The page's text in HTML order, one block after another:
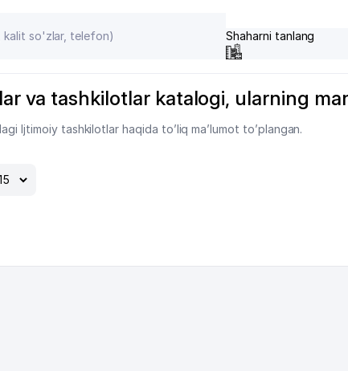
Shaharni tanlang
va tashkilotlar katalogi, ularning
Ijtimoiy tashkilotlar haqida to’liq ma’lumot to’plangan.